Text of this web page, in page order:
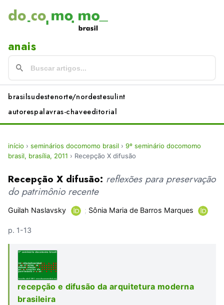
anais
brasilsudestenorte/nordestesulint
autorespalavras-chaveeditorial
início › seminários docomomo brasil › 9º seminário docomomo
brasil, brasília, 2011 › Recepção X difusão
Recepção X difusão: reflexões para preservação
do patrimônio recente
Guilah Naslavsky ; Sônia Maria de Barros Marques
p. 1-13
recepção e difusão da arquitetura moderna
brasileira